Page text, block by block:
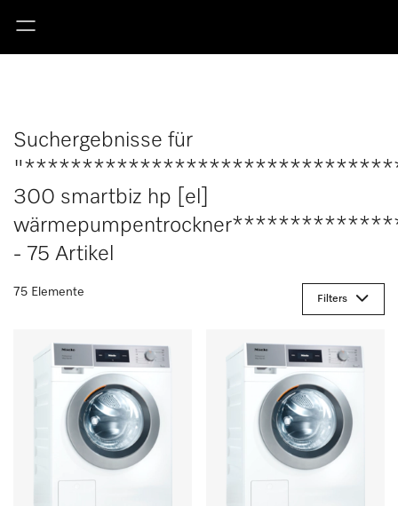
Suchergebnisse für
300 smartbiz hp [el]
- 75 Artikel
75 Elemente
Filters